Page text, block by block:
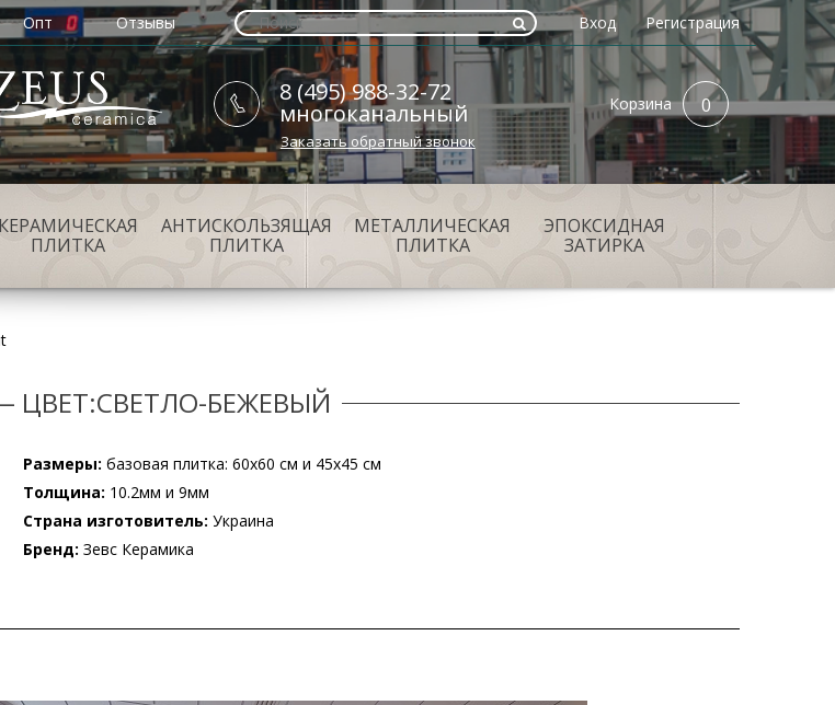
Опт Отзывы Вход Регистрация
Корзина 0
8 (495) 988-32-72
многоканальный
Заказать обратный звонок
КЕРАМИЧЕСКАЯ
ПЛИТКА
АНТИСКОЛЬЗЯЩАЯ
ПЛИТКА
МЕТАЛЛИЧЕСКАЯ
ПЛИТКА
ЭПОКСИДНАЯ
ЗАТИРКА
— ЦВЕТ:СВЕТЛО-БЕЖЕВЫЙ
Размеры: базовая плитка: 60х60 см и 45х45 см
Толщина: 10.2мм и 9мм
Страна изготовитель: Украина
Бренд: Зевс Керамика